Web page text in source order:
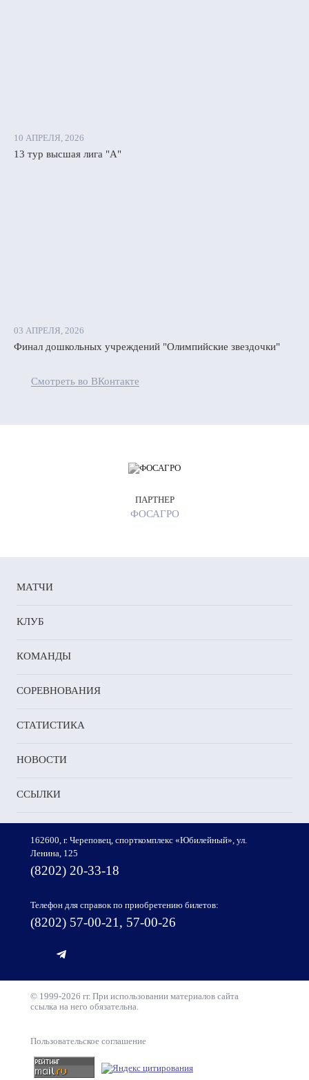
10 АПРЕЛЯ, 2026
13 тур высшая лига "А"
03 АПРЕЛЯ, 2026
Финал дошкольных учреждений "Олимпийские звездочки"
Смотреть во ВКонтакте
ПАРТНЕР
ФОСАГРО
МАТЧИ
КЛУБ
КОМАНДЫ
СОРЕВНОВАНИЯ
СТАТИСТИКА
НОВОСТИ
ССЫЛКИ
162600, г. Череповец, спорткомплекс «Юбилейный», ул.
Ленина, 125
(8202) 20-33-18
Телефон для справок по приобретению билетов:
(8202) 57-00-21, 57-00-26
© 1999-2026 гг. При использовании материалов сайта
ссылка на него обязательна.
Пользовательское соглашение